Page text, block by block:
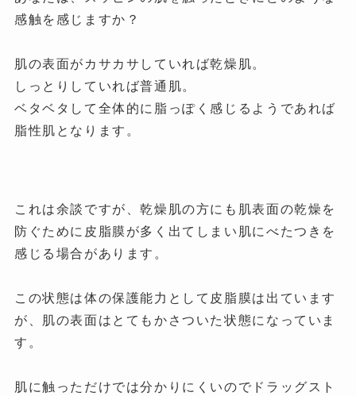
感触を感じますか？
肌の表面がカサカサしていれば乾燥肌。
しっとりしていれば普通肌。
ベタベタして全体的に脂っぽく感じるようであれば
脂性肌となります。
これは余談ですが、乾燥肌の方にも肌表面の乾燥を
防ぐために皮脂膜が多く出てしまい肌にべたつきを
感じる場合があります。
この状態は体の保護能力として皮脂膜は出ています
が、肌の表面はとてもかさついた状態になっていま
す。
肌に触っただけでは分かりにくいのでドラッグスト